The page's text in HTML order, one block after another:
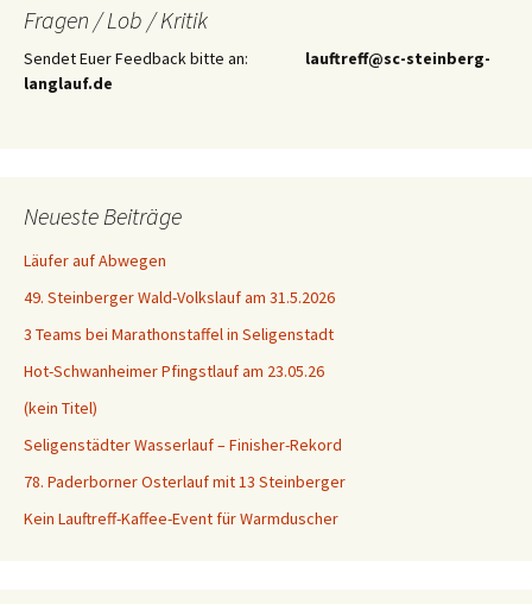
Fragen / Lob / Kritik
Sendet Euer Feedback bitte an: lauftreff@sc-steinberg-
langlauf.de
Neueste Beiträge
Läufer auf Abwegen
49. Steinberger Wald-Volkslauf am 31.5.2026
3 Teams bei Marathonstaffel in Seligenstadt
Hot-Schwanheimer Pfingstlauf am 23.05.26
(kein Titel)
Seligenstädter Wasserlauf – Finisher-Rekord
78. Paderborner Osterlauf mit 13 Steinberger
Kein Lauftreff-Kaffee-Event für Warmduscher